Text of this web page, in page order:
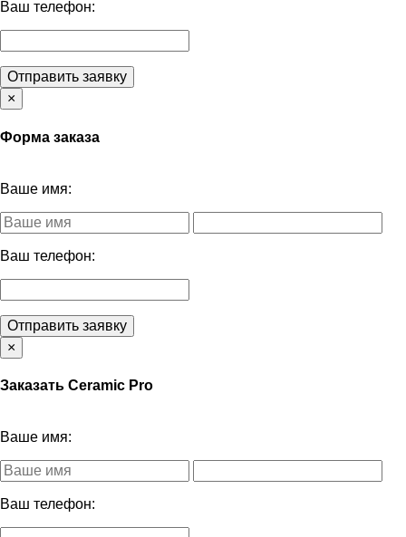
Ваш телефон:
Отправить заявку
×
Форма заказа
Ваше имя:
Ваш телефон:
Отправить заявку
×
Заказать Ceramic Pro
Ваше имя:
Ваш телефон: